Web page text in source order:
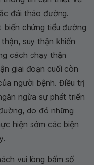
đái tháo đường.
biến chứng tiểu đường
suy thận khiến
cách chạy thận
giai đoạn cuối còn
người bệnh. Điều trị
ngừa sự phát triển
do đó những
hiện sớm các biện
vui lòng bấm số